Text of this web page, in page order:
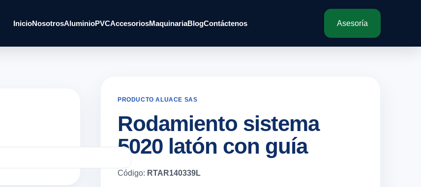
InicioNosotrosAluminioPVCAccesoriosMaquinariaBlogContáctenos Asesoría
PRODUCTO ALUACE SAS
Rodamiento sistema
5020 latón con guía
Código: RTAR140339L